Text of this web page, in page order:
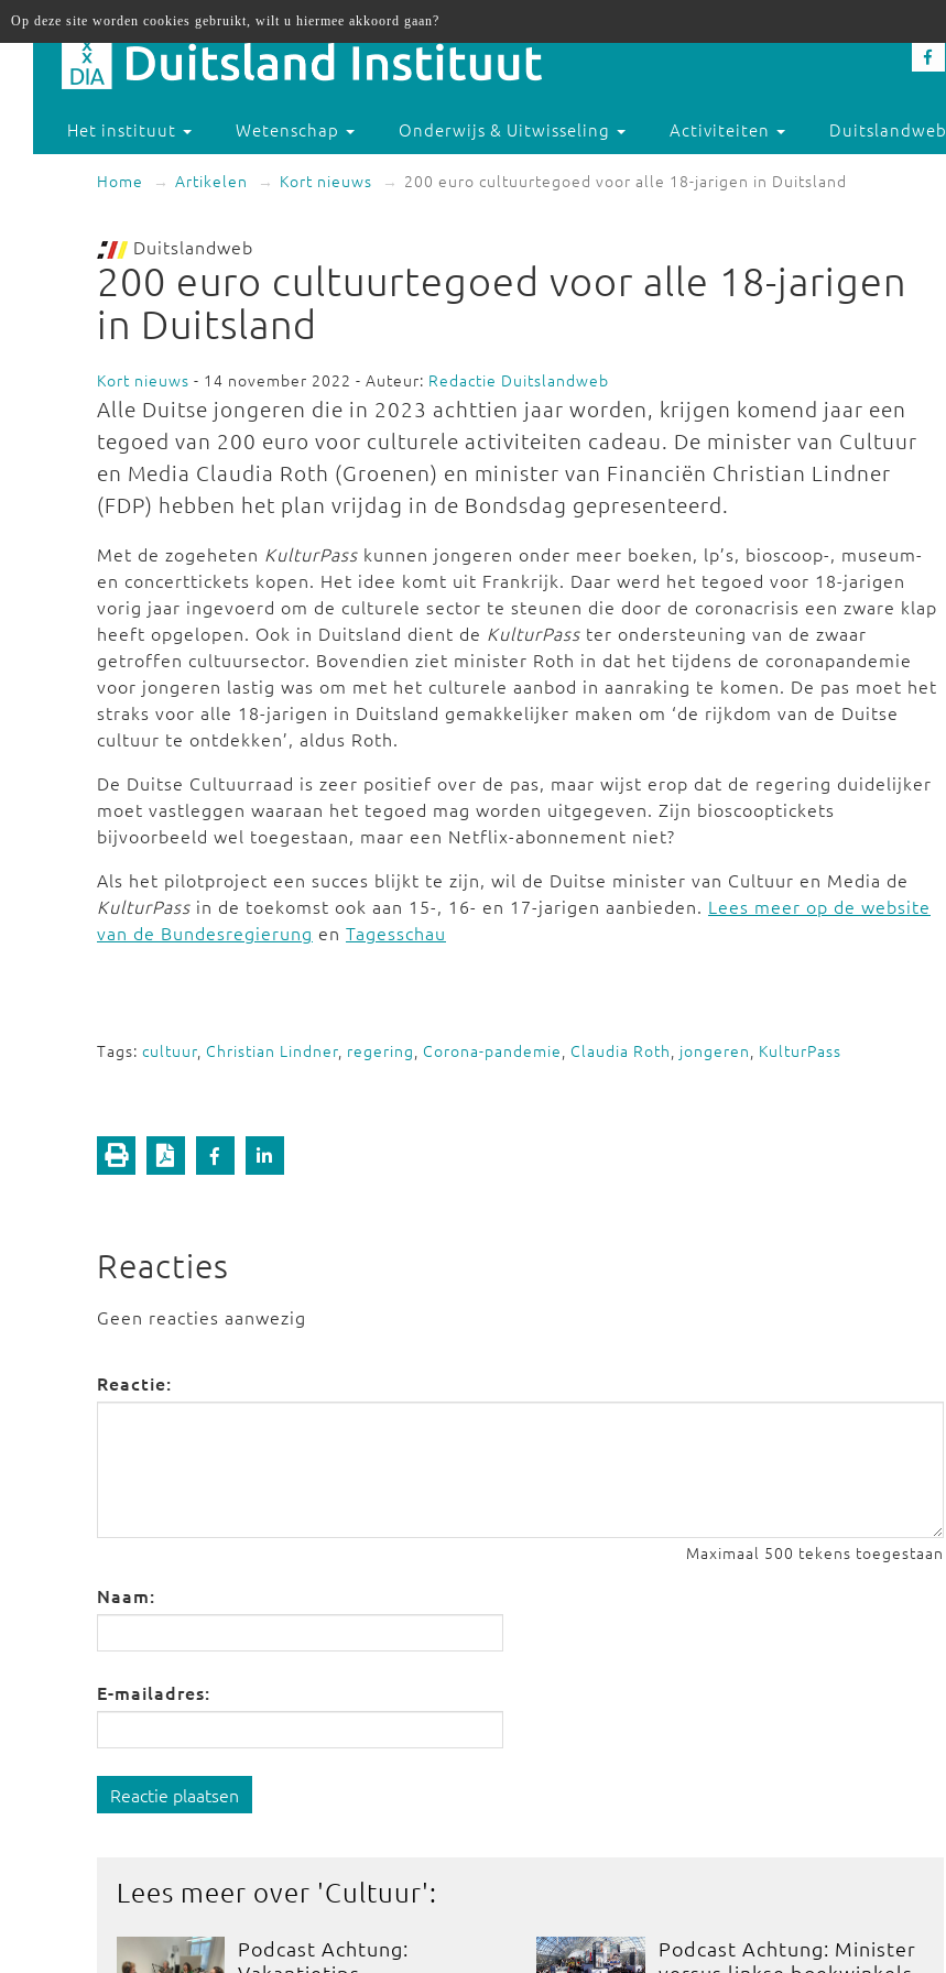
Het instituut Wetenschap Onderwijs & Uitwisseling Activiteiten Duitslandweb
Home Artikelen Kort nieuws 200 euro cultuurtegoed voor alle 18-jarigen in Duitsland
Duitslandweb
200 euro cultuurtegoed voor alle 18-jarigen
in Duitsland
Kort nieuws - 14 november 2022 - Auteur: Redactie Duitslandweb
Alle Duitse jongeren die in 2023 achttien jaar worden, krijgen komend jaar een
tegoed van 200 euro voor culturele activiteiten cadeau. De minister van Cultuur
en Media Claudia Roth (Groenen) en minister van Financiën Christian Lindner
(FDP) hebben het plan vrijdag in de Bondsdag gepresenteerd.
Met de zogeheten KulturPass kunnen jongeren onder meer boeken, lp’s, bioscoop-, museum-
en concerttickets kopen. Het idee komt uit Frankrijk. Daar werd het tegoed voor 18-jarigen
vorig jaar ingevoerd om de culturele sector te steunen die door de coronacrisis een zware klap
heeft opgelopen. Ook in Duitsland dient de KulturPass ter ondersteuning van de zwaar
getroffen cultuursector. Bovendien ziet minister Roth in dat het tijdens de coronapandemie
voor jongeren lastig was om met het culturele aanbod in aanraking te komen. De pas moet het
straks voor alle 18-jarigen in Duitsland gemakkelijker maken om ‘de rijkdom van de Duitse
cultuur te ontdekken’, aldus Roth.
De Duitse Cultuurraad is zeer positief over de pas, maar wijst erop dat de regering duidelijker
moet vastleggen waaraan het tegoed mag worden uitgegeven. Zijn bioscooptickets
bijvoorbeeld wel toegestaan, maar een Netflix-abonnement niet?
Als het pilotproject een succes blijkt te zijn, wil de Duitse minister van Cultuur en Media de
KulturPass in de toekomst ook aan 15-, 16- en 17-jarigen aanbieden. Lees meer op de website
van de Bundesregierung en Tagesschau
Tags: cultuur, Christian Lindner, regering, Corona-pandemie, Claudia Roth, jongeren, KulturPass
Reacties
Geen reacties aanwezig
Reactie:
Maximaal 500 tekens toegestaan
Naam:
E-mailadres:
Reactie plaatsen
Lees meer over 'Cultuur':
Podcast Achtung:
Podcast Achtung: Minister
Op deze site worden cookies gebruikt, wilt u hiermee akkoord gaan?